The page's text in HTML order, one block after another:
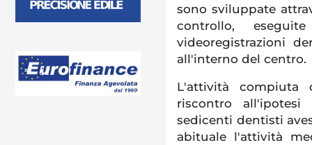
sono sviluppate
controllo,
videoregistrazioni
all'interno del centro.
L'attività compiuta
riscontro
sedicenti dentisti
abituale l'attività